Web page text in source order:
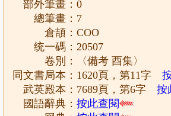
部外筆畫：0
總筆畫：7
倉頡：COO
统一碼：20507
卷別：〈備考 酉集〉
同文書局本：1620頁，第11字
武英殿本：7689頁，第6字按
國語辭典：按此查閱